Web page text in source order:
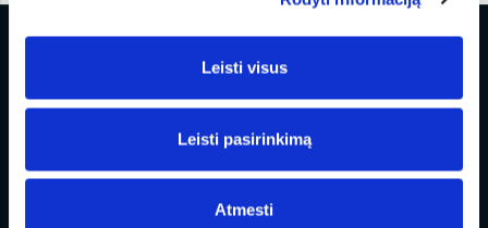
Leisti visus
Leisti pasirinkimą
Atmesti